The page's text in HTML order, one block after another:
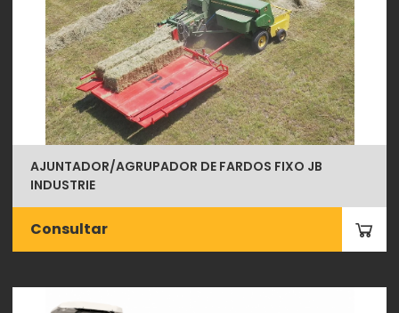
AJUNTADOR/AGRUPADOR DE FARDOS FIXO JB
INDUSTRIE
Consultar